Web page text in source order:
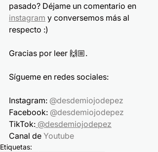
pasado? Déjame un comentario en
instagram y conversemos más al
respecto :)
Gracias por leer 🙌🏼.
Sígueme en redes sociales:
Instagram: @desdemiojodepez
Facebook: @desdemiojodepez
TikTok: @desdemiojodepez
Canal de Youtube
Etiquetas: